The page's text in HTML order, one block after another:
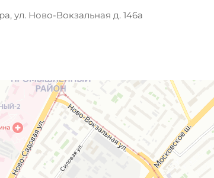
ул. Ново-Вокзальная д. 146а